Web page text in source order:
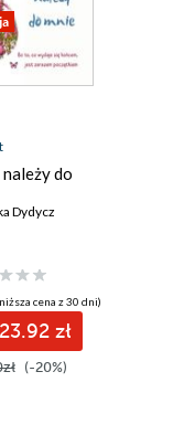
do
Dydycz
cena z 30 dni)
23.92 zł
(-20%)